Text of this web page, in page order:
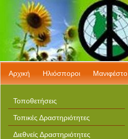
Αρχική Ηλιόσποροι Μανιφέστο
Τοποθετήσεις
Τοπικές Δραστηριότητες
Διεθνείς Δραστηριότητες
Download
Keygen
Download
Cracked
Software
Free
Downloads
Serial
Software
Full
Downloads